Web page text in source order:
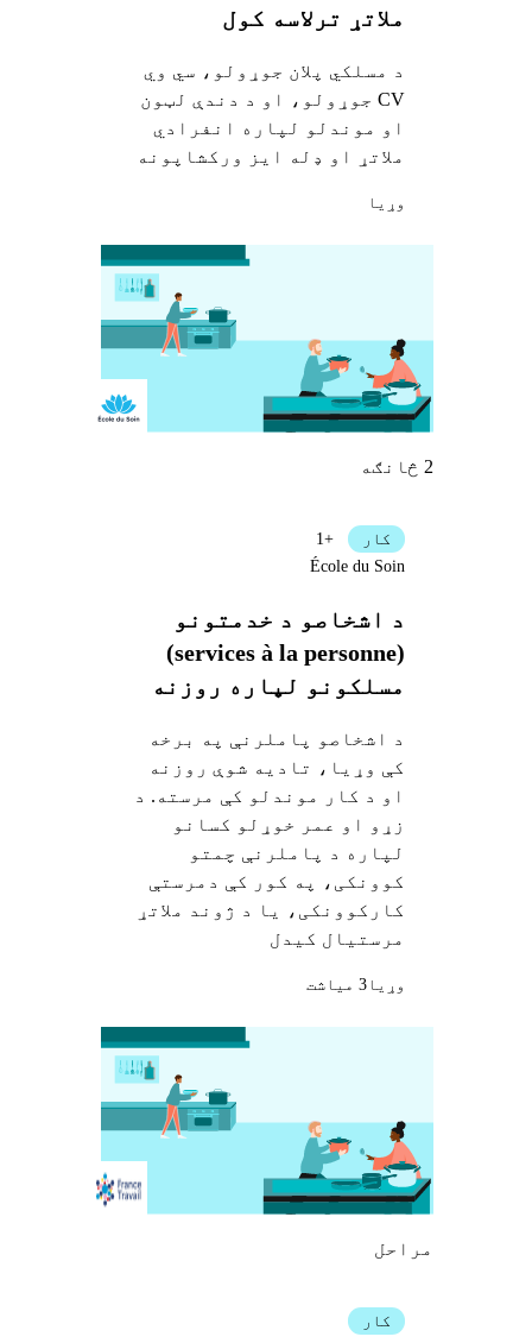
ملاتړ ترلاسه کول
د مسلکي پلان جوړولو، سي وي
CV جوړولو، او د دندې لټون
او موندلو لپاره انفرادي
ملاتړ او ډله ایز ورکشاپونه
وړيا
2 څانګه
د اشخاصو د خدمتونو
(services à la personne)
مسلکونو لپاره روزنه
د اشخاصو پاملرنې په برخه
کې وړیا، تادیه شوې روزنه
او د کار موندلو کې مرسته. د
زړو او عمر خوړلو کسانو
لپاره د پاملرنې چمتو
کوونکی، په کور کې دمرستې
کارکوونکی، یا د ژوند ملاتړ
مرستیال کیدل
کار
+1
École du Soin
وړيا3 میاشت
مراحل
کار